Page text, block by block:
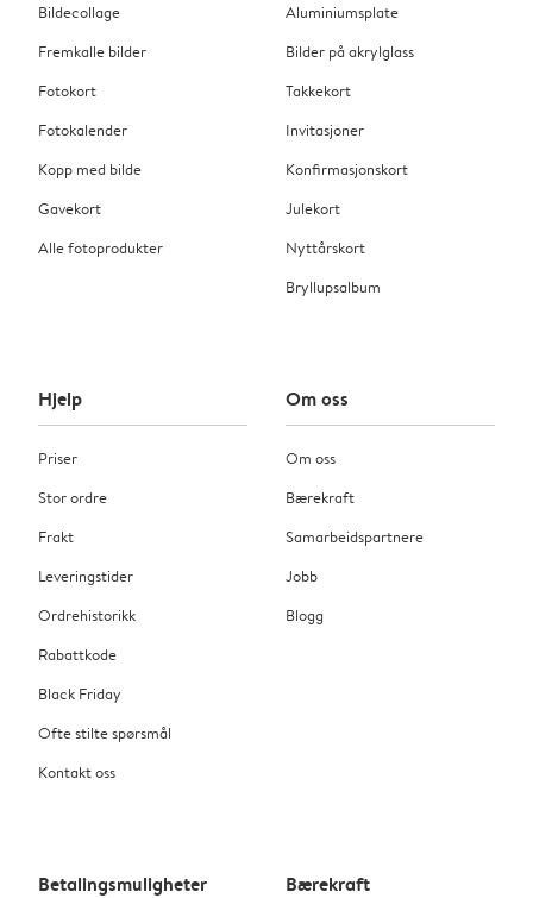
Bildecollage
Fremkalle bilder
Fotokort
Fotokalender
Kopp med bilde
Gavekort
Alle fotoprodukter
Aluminiumsplate
Bilder på akrylglass
Takkekort
Invitasjoner
Konfirmasjonskort
Julekort
Nyttårskort
Bryllupsalbum
Hjelp
Priser
Stor ordre
Frakt
Leveringstider
Ordrehistorikk
Rabattkode
Black Friday
Ofte stilte spørsmål
Kontakt oss
Om oss
Om oss
Bærekraft
Samarbeidspartnere
Jobb
Blogg
Betalingsmuligheter Bærekraft